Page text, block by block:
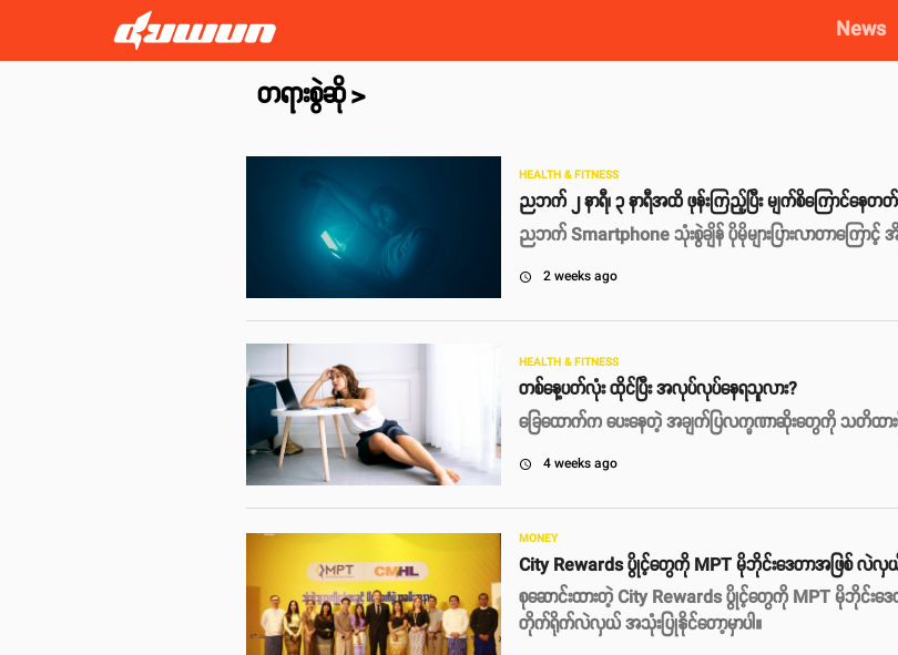
News
တရားစွဲဆို>
HEALTH & FITNESS
ညဘက် ၂ နာရီ၊ ၃ နာရီအထိ ဖုန်းကြည့်ပြီး မျက်စိကြောင်နေတတ်
ညဘက် Smartphone သုံးစွဲချိန် ပိုမိုများပြားလာတာကြေ
access_time 2 weeks ago
HEALTH & FITNESS
တစ်နေ့ပတ်လုံး ထိုင်ပြီး အလုပ်လုပ်နေရသူလား?
ခြေထောက်က ပေးနေတဲ့ အချက်ပြလက္ခဏာဆိုးတွေကို သတိထာ
access_time 4 weeks ago
MONEY
City Rewards ပွိုင့်တွေကို MPT မိုဘိုင်းဒေတာအဖြစ် လဲ
စုဆောင်းထားတဲ့ City Rewards ပွိုင့်တွေကို MPT မိုဘိုင်းဒ
တိုက်ရိုက်လဲလှယ် အသုံးပြုနိုင်တော့မှာပါ။